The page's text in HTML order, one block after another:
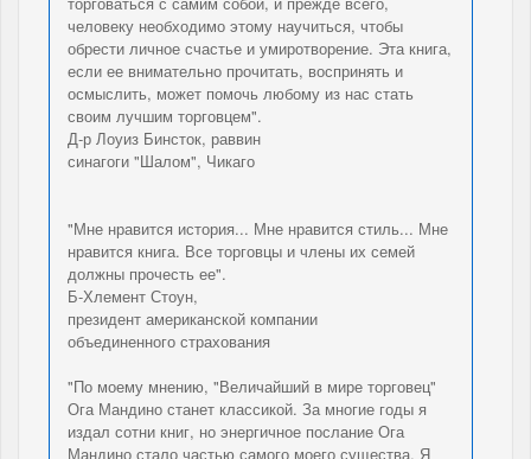
человеку необходимо этому научиться, чтобы
обрести личное счастье и умиротворение. Эта книга,
если ее внимательно прочитать, воспринять и
осмыслить, может помочь любому из нас стать
своим лучшим торговцем".
Д-р Лоуиз Бинсток, раввин
синагоги "Шалом", Чикаго
"Мне нравится история... Мне нравится стиль... Мне
нравится книга. Все торговцы и члены их семей
должны прочесть ее".
Б-Хлемент Стоун,
президент американской компании
объединенного страхования
"По моему мнению, "Величайший в мире торговец"
Ога Мандино станет классикой. За многие годы я
издал сотни книг, но энергичное послание Ога
Мандино стало частью самого моего существа. Я